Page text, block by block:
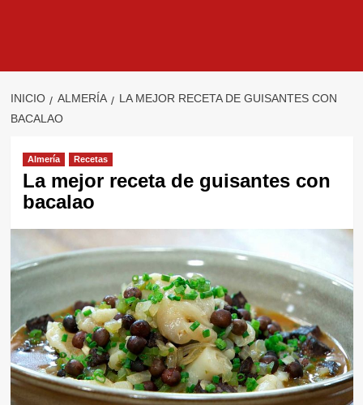
INICIO ALMERÍA
LA MEJOR RECETA DE GUISANTES CON
BACALAO
Almería Recetas
La mejor receta de guisantes con
bacalao